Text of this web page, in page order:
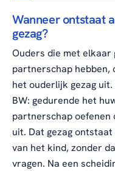
Wanneer ontstaat
gezag?
Ouders die met
partnerschap hebben,
het ouderlijk gezag
BW: gedurende het
partnerschap oefenen
uit. Dat gezag
van het kind, zonder
vragen. Na een